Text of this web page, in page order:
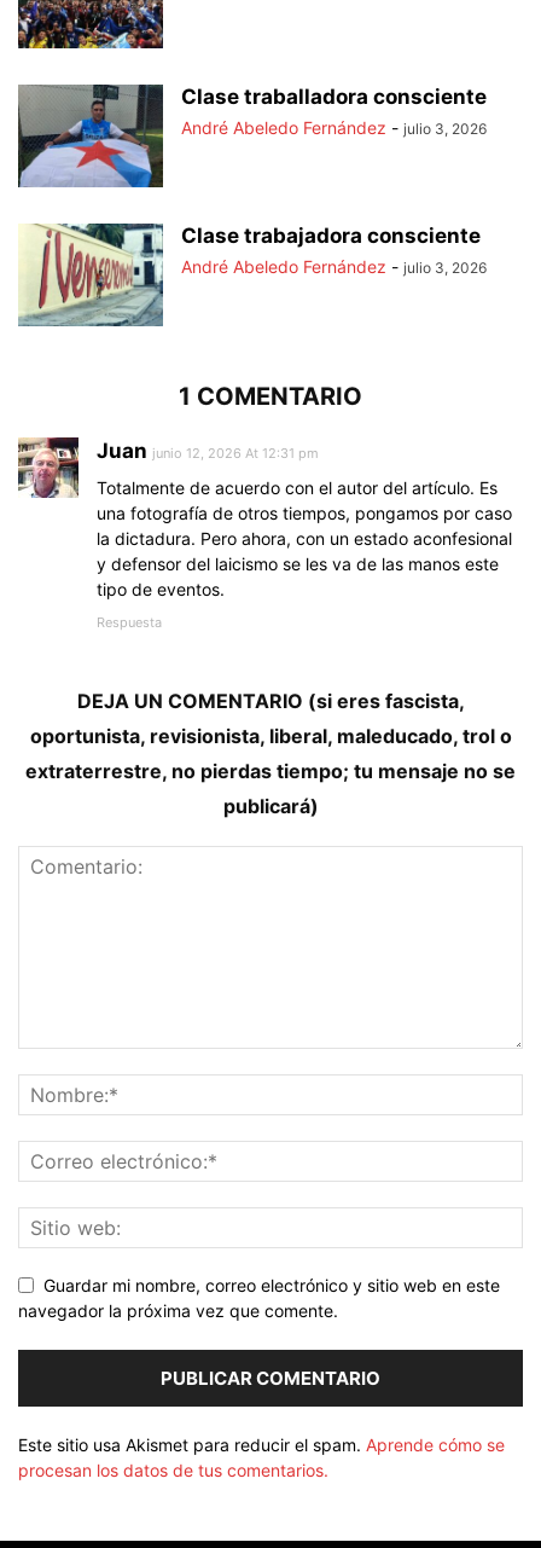
Clase traballadora consciente
André Abeledo Fernández - julio 3, 2026
Clase trabajadora consciente
André Abeledo Fernández - julio 3, 2026
1 COMENTARIO
Juan junio 12, 2026 At 12:31 pm
Totalmente de acuerdo con el autor del artículo. Es
una fotografía de otros tiempos, pongamos por caso
la dictadura. Pero ahora, con un estado aconfesional
y defensor del laicismo se les va de las manos este
tipo de eventos.
Respuesta
DEJA UN COMENTARIO (si eres fascista,
oportunista, revisionista, liberal, maleducado, trol o
extraterrestre, no pierdas tiempo; tu mensaje no se
publicará)
Guardar mi nombre, correo electrónico y sitio web en este
navegador la próxima vez que comente.
Este sitio usa Akismet para reducir el spam. Aprende cómo se
procesan los datos de tus comentarios.